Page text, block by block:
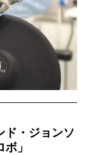
ド・ジョンソ
」